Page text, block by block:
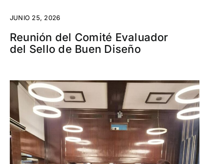
JUNIO 25, 2026
Reunión del Comité Evaluador
del Sello de Buen Diseño